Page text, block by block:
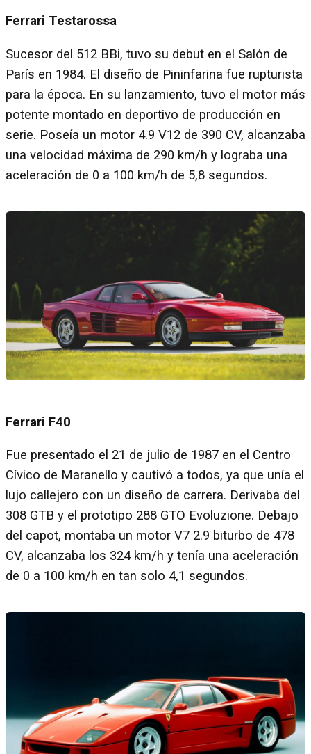
Ferrari Testarossa
Sucesor del 512 BBi, tuvo su debut en el Salón de
París en 1984. El diseño de Pininfarina fue rupturista
para la época. En su lanzamiento, tuvo el motor más
potente montado en deportivo de producción en
serie. Poseía un motor 4.9 V12 de 390 CV, alcanzaba
una velocidad máxima de 290 km/h y lograba una
aceleración de 0 a 100 km/h de 5,8 segundos.
Ferrari F40
Fue presentado el 21 de julio de 1987 en el Centro
Cívico de Maranello y cautivó a todos, ya que unía el
lujo callejero con un diseño de carrera. Derivaba del
308 GTB y el prototipo 288 GTO Evoluzione. Debajo
del capot, montaba un motor V7 2.9 biturbo de 478
CV, alcanzaba los 324 km/h y tenía una aceleración
de 0 a 100 km/h en tan solo 4,1 segundos.